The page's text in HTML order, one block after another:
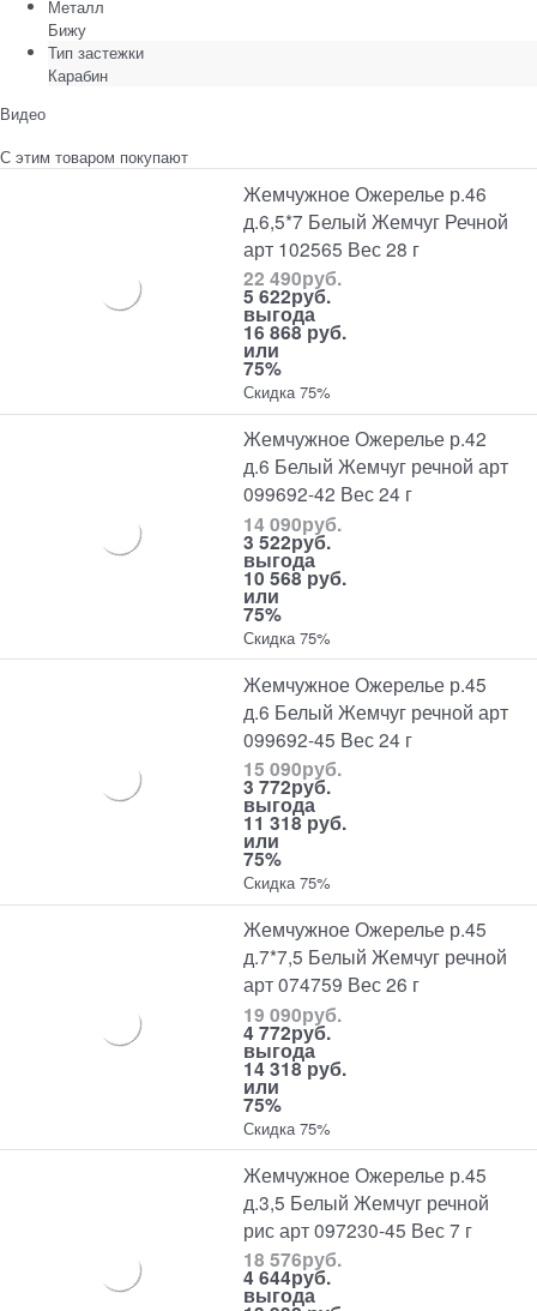
Металл
Бижу
Тип застежки
Карабин
Видео
С этим товаром покупают
Жемчужное Ожерелье р.46
д.6,5*7 Белый Жемчуг Речной
арт 102565 Вес 28 г
22 490руб.
5 622руб.
выгода
16 868 руб.
или
75%
Скидка 75%
Жемчужное Ожерелье р.42
д.6 Белый Жемчуг речной арт
099692-42 Вес 24 г
14 090руб.
3 522руб.
выгода
10 568 руб.
или
75%
Скидка 75%
Жемчужное Ожерелье р.45
д.6 Белый Жемчуг речной арт
099692-45 Вес 24 г
15 090руб.
3 772руб.
выгода
11 318 руб.
или
75%
Скидка 75%
Жемчужное Ожерелье р.45
д.7*7,5 Белый Жемчуг речной
арт 074759 Вес 26 г
19 090руб.
4 772руб.
выгода
14 318 руб.
или
75%
Скидка 75%
Жемчужное Ожерелье р.45
д.3,5 Белый Жемчуг речной
рис арт 097230-45 Вес 7 г
18 576руб.
4 644руб.
выгода